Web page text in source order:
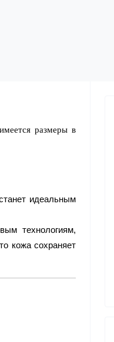
размеры в
идеальным
технологиям,
кожа сохраняет